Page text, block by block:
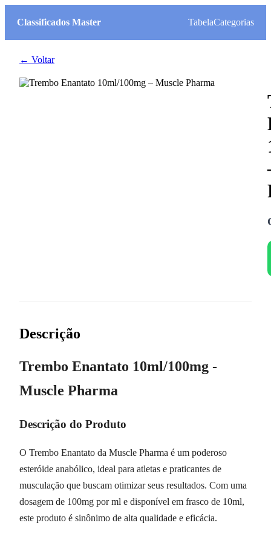
Classificados Master TabelaCategorias
← Voltar
Descrição
Trembo Enantato 10ml/100mg -
Muscle Pharma
Descrição do Produto
O Trembo Enantato da Muscle Pharma é um poderoso
esteróide anabólico, ideal para atletas e praticantes de
musculação que buscam otimizar seus resultados. Com uma
dosagem de 100mg por ml e disponível em frasco de 10ml,
este produto é sinônimo de alta qualidade e eficácia.